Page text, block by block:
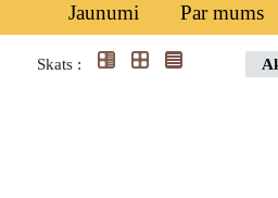
Jaunumi Par mums
Skats :